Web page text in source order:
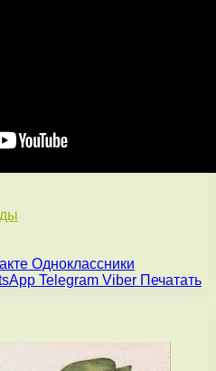
Одноклассники
Telegram Viber Печатать